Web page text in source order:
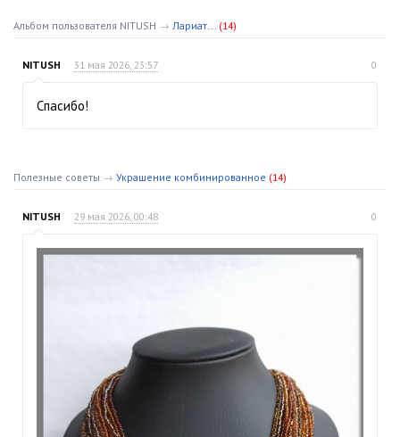
Альбом пользователя NITUSH → Лариат... (14)
NITUSH 31 мая 2026, 23:57 0
Спасибо!
Полезные советы → Украшение комбинированное (14)
NITUSH 29 мая 2026, 00:48 0